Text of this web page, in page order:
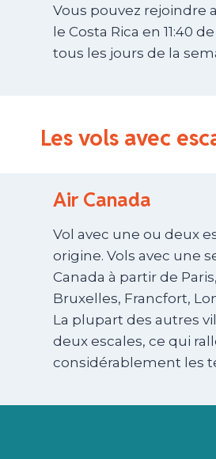
Vous pouvez rejoindre
le Costa Rica en 11:40 de
tous les jours de la
Les vols avec
Air Canada
Vol avec une ou deux
origine. Vols avec une
Canada à partir de
Bruxelles, Francfort,
La plupart des autres
deux escales, ce qui
considérablement les